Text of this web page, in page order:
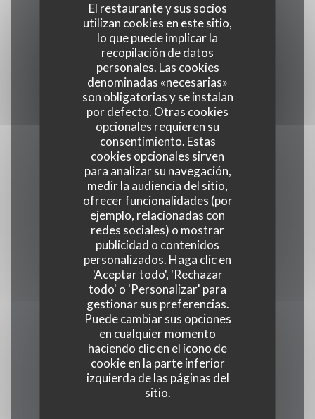
El restaurante y sus socios
utilizan cookies en este sitio,
lo que puede implicar la
recopilación de datos
personales. Las cookies
denominadas «necesarias»
son obligatorias y se instalan
por defecto. Otras cookies
opcionales requieren su
consentimiento. Estas
cookies opcionales sirven
para analizar su navegación,
medir la audiencia del sitio,
ofrecer funcionalidades (por
ejemplo, relacionadas con
redes sociales) o mostrar
publicidad o contenidos
personalizados. Haga clic en
'Aceptar todo', 'Rechazar
todo' o 'Personalizar' para
gestionar sus preferencias.
Puede cambiar sus opciones
en cualquier momento
haciendo clic en el icono de
cookie en la parte inferior
izquierda de las páginas del
sitio.
Cocina
tradicional, productos frescos, Producto regional
Tipo de negocio
Restaurante Gastronómico
Servicios
Veranda , WiFi, Climatización, Valet, Acceso a
Discapacitados
Métodos de pago
Union Pay, Efectivo, Visa, American Express
Horario de apertura